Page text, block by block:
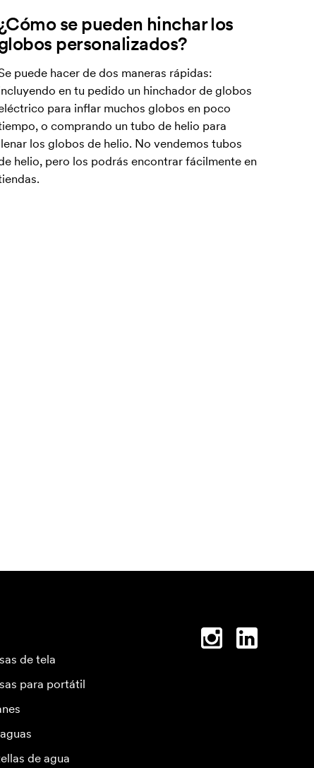
se pueden hinchar los
personalizados?
puede hacer de dos maneras rápidas:
en tu pedido un hinchador de globos
para inflar muchos globos en poco
o comprando un tubo de helio para
los globos de helio. No vendemos tubos
helio, pero los podrás encontrar fácilmente en
de tela
para portátil
de agua